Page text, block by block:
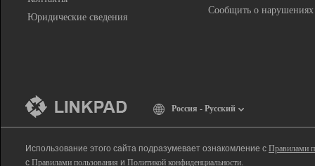
Юридические сведения
Сообщить о нарушениях
Россия - Русский
Использование этого сайта подразумевает ознакомление с Правилами
с Правилами пользования и Политикой конфиденциальности.